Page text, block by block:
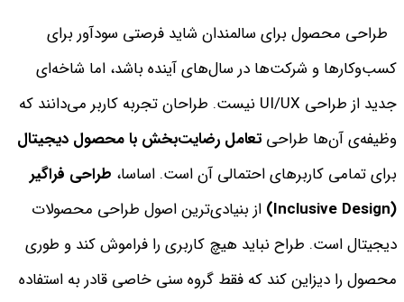
طراحی محصول برای سالمندان شاید فرصتی سودآور برای
کسب‌وکارها و شرکت‌ها در سال‌های آینده باشد، اما شاخه‌ای
جدید از طراحی UI/UX نیست. طراحان تجربه کاربر می‌دانند که
وظیفه‌ی آن‌ها طراحی تعامل رضایت‌بخش با محصول دیجیتال
برای تمامی کاربرهای احتمالی آن است. اساسا، طراحی فراگیر
(Inclusive Design)
از بنیادی‌ترین اصول طراحی محصولات
دیجیتال است. طراح نباید هیچ کاربری را فراموش کند و طوری
محصول را دیزاین کند که فقط گروه سنی خاصی قادر به استفاده